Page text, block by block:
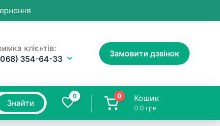
клієнтів:
354-64-33
Замовити дзвінок
Знайти
0 0 Кошик
0.0 грн